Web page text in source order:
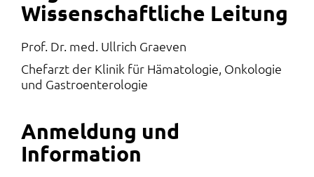
Wissenschaftliche Leitung
Prof. Dr. med. Ullrich Graeven
Chefarzt der Klinik für Hämatologie, Onkologie
und Gastroenterologie
Anmeldung und
Information